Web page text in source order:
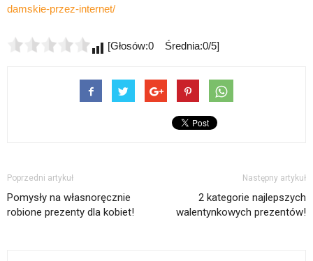
damskie-przez-internet/
[Głosów:0 Średnia:0/5]
Poprzedni artykuł
Pomysły na własnoręcznie
robione prezenty dla kobiet!
Następny artykuł
2 kategorie najlepszych
walentynkowych prezentów!